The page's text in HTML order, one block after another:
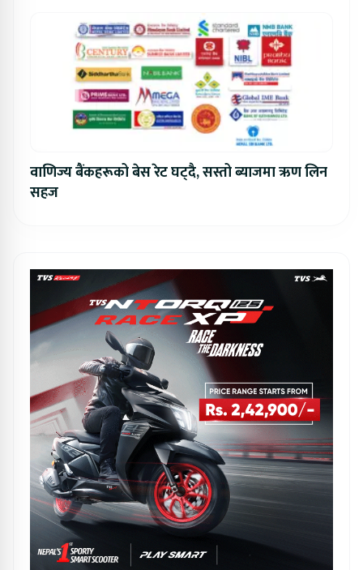
वाणिज्य बैंकहरूको बेस रेट घट्दै, सस्तो ब्याजमा ऋण लिन
सहज